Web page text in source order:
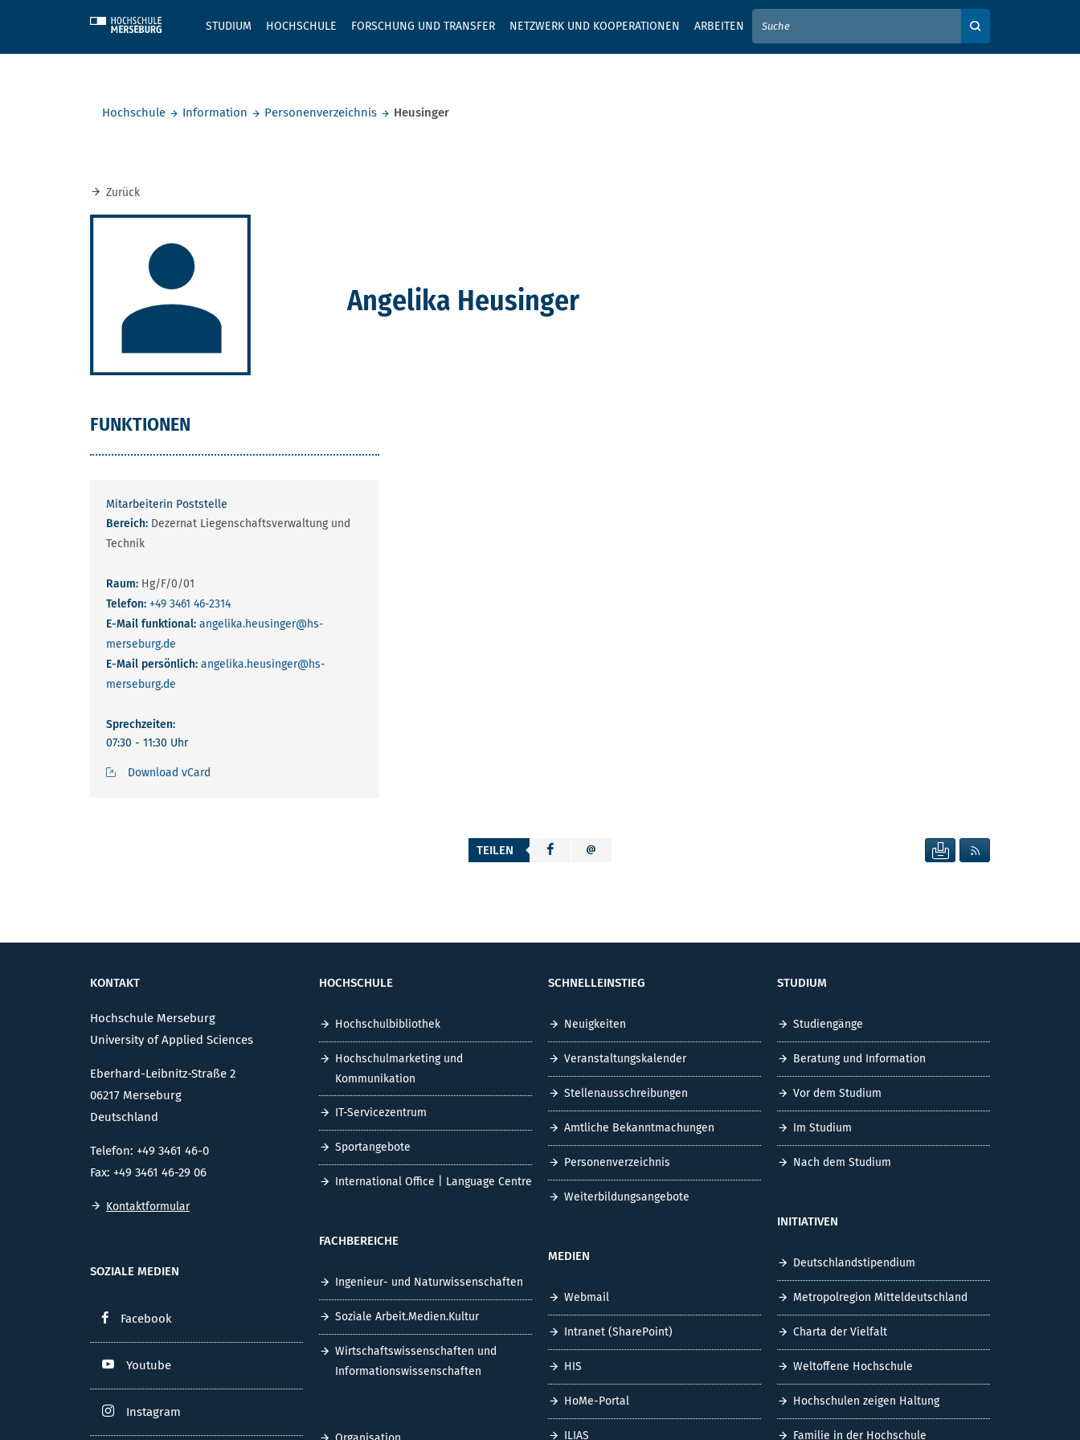
STUDIUM HOCHSCHULE FORSCHUNG UND TRANSFER NETZWERK UND KOOPERATIONEN ARBEITEN
GEBEN SIE HIER IHREN SUCHBEGRIFF EIN
Hochschule
Information Personenverzeichnis Heusinger
Zurück
Angelika Heusinger
FUNKTIONEN
Mitarbeiterin Poststelle
Bereich: Dezernat Liegenschaftsverwaltung und
Technik
Raum: Hg/F/0/01
Telefon: +49 3461 46-2314
E-Mail funktional: angelika.heusinger@hs-
merseburg.de
E-Mail persönlich: angelika.heusinger@hs-
merseburg.de
Sprechzeiten:
07:30 - 11:30 Uhr
Download vCard
TEILEN SEITE DRUCKEN
KONTAKT
Hochschule Merseburg
University of Applied Sciences
Eberhard-Leibnitz-Straße 2
06217 Merseburg
Deutschland
Telefon: +49 3461 46-0
Fax: +49 3461 46-29 06
Kontaktformular
SOZIALE MEDIEN
Facebook
Youtube
Instagram
HOCHSCHULE
Hochschulbibliothek
Hochschulmarketing und
Kommunikation
IT-Servicezentrum
Sportangebote
International Office | Language Centre
FACHBEREICHE
Ingenieur- und Naturwissenschaften
Soziale Arbeit.Medien.Kultur
Wirtschaftswissenschaften und
Informationswissenschaften
SCHNELLEINSTIEG
Neuigkeiten
Veranstaltungskalender
Stellenausschreibungen
Amtliche Bekanntmachungen
Personenverzeichnis
Weiterbildungsangebote
MEDIEN
Webmail
Intranet (SharePoint)
HIS
HoMe-Portal
ILIAS
STUDIUM
Studiengänge
Beratung und Information
Vor dem Studium
Im Studium
Nach dem Studium
INITIATIVEN
Deutschlandstipendium
Metropolregion Mitteldeutschland
Charta der Vielfalt
Weltoffene Hochschule
Hochschulen zeigen Haltung
Familie in der Hochschule